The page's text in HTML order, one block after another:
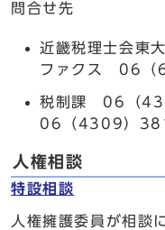
問合せ先
近畿税理士会
ファクス 06
税制課 06（
06（4309）
人権相談
特設相談
人権擁護委員が相談